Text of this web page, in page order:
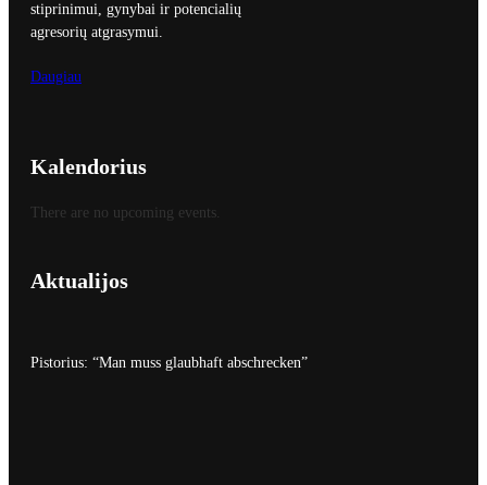
stiprinimui, gynybai ir potencialių
agresorių atgrasymui.
Daugiau
Kalendorius
There are no upcoming events.
Aktualijos
Pistorius: “Man muss glaubhaft abschrecken”